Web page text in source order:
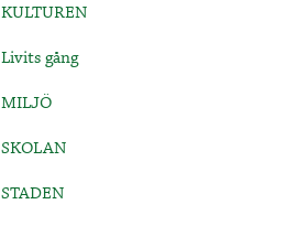
KULTUREN
Livits gång
MILJÖ
SKOLAN
STADEN